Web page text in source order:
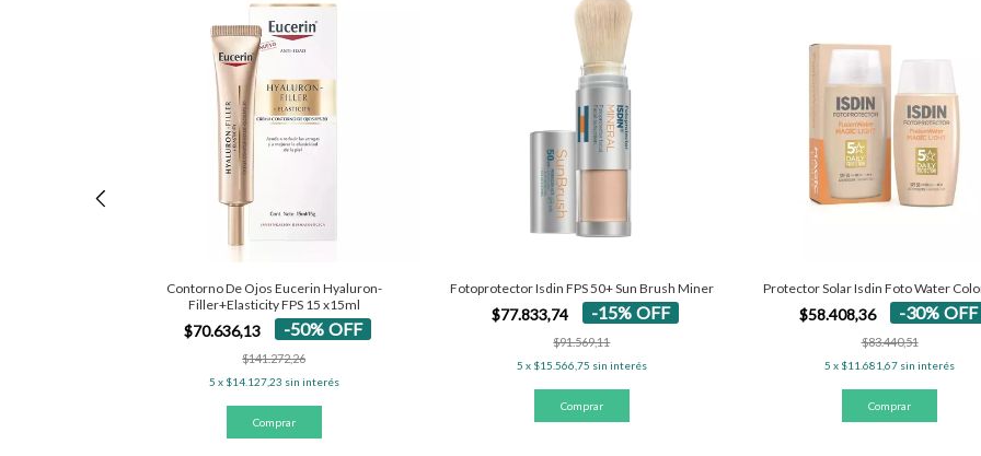
Contorno De Ojos Eucerin Hyaluron-
Filler+Elasticity FPS 15 x15ml
$70.636,13 -50% OFF
$141.272,26
5 x $14.127,23 sin interés
Fotoprotector Isdin FPS 50+ Sun Brush Miner
$77.833,74 -15% OFF
$91.569,11
5 x $15.566,75 sin interés
Protector Solar Isdin Foto Water
$58.408,36 -30%OFF
$83.440,51
5 x $11.681,67 sin interés